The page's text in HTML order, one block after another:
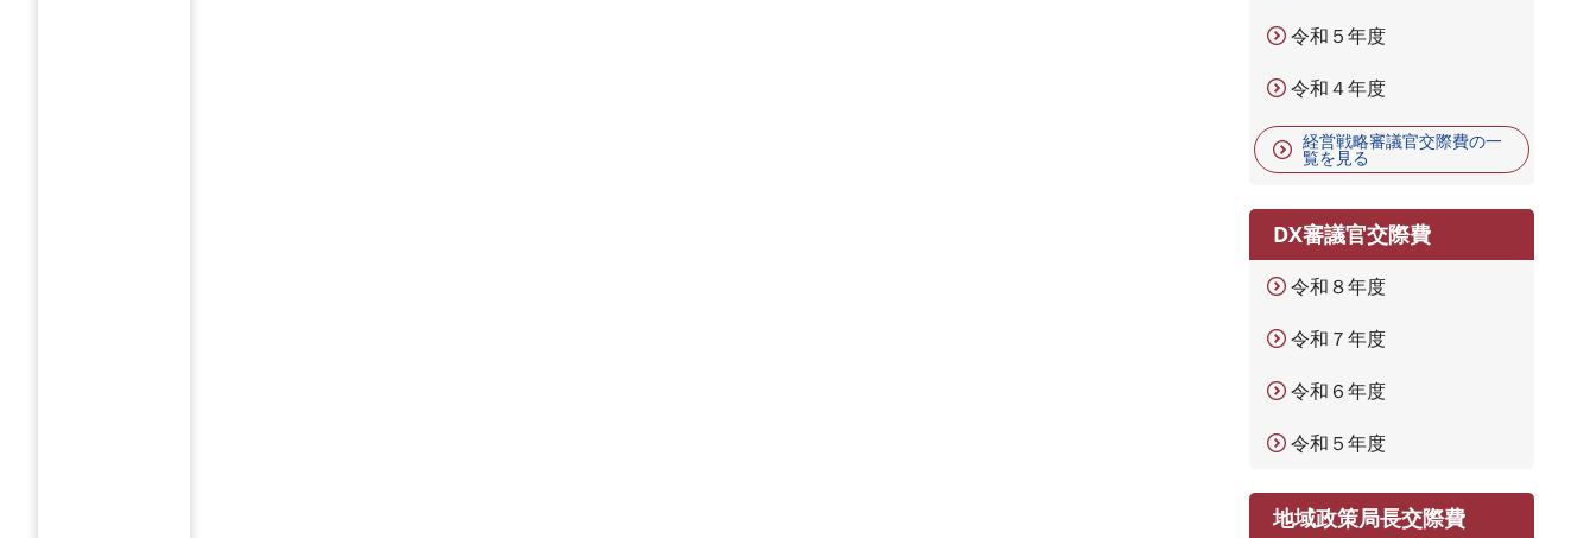
令和５年度
令和４年度
経営戦略審議官交際費の一
覧を見る
DX審議官交際費
令和８年度
令和７年度
令和６年度
令和５年度
地域政策局長交際費